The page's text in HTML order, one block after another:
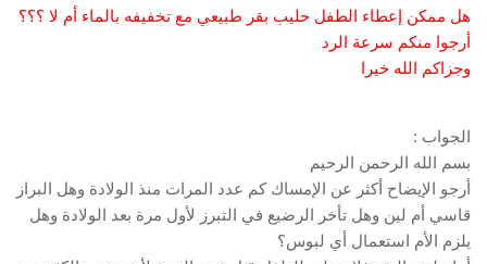
هل ممكن إعطاء الطفل حليب بقر طبيعي مع تخفيفه بالماء أم لا ؟؟؟
أرجوا منكم سرعة الرد
وجزاكم الله خيرا
الجواب :
بسم الله الرحمن الرحيم
أرجو الإيضاح أكثر عن الإمساك كم عدد المرات منذ الولادة وهل البراز
قاسي أم لين وهل تأخر الرضيع في التبرز لأول مرة بعد الولادة وهل
يلزم الأم استعمال أي لبوس؟